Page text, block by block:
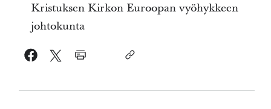
Kristuksen Kirkon Euroopan vyöhykkeen
johtokunta